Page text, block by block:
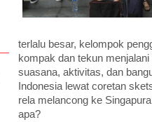
terlalu besar, kelompok
kompak dan tekun
suasana, aktivitas, dan
Indonesia lewat coretan
rela melancong ke
apa?